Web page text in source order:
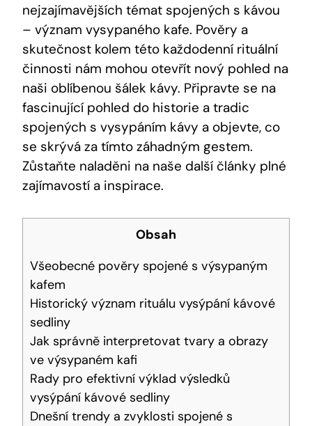
nejzajímavějších témat spojených s kávou
– význam vysypaného kafe. Pověry a
skutečnost kolem této každodenní rituální
činnosti nám mohou otevřít nový pohled na
naši oblíbenou šálek kávy. Připravte se na
fascinující pohled do historie a tradic
spojených s vysypáním kávy a objevte, co
se skrývá za tímto záhadným gestem.
Zůstaňte naladěni na naše další články plné
zajímavostí a inspirace.
Obsah
Všeobecné pověry spojené s výsypaným
kafem
Historický význam rituálu vysýpání kávové
sedliny
Jak správně interpretovat tvary a obrazy
ve výsypaném kafi
Rady pro efektivní výklad výsledků
vysýpání kávové sedliny
Dnešní trendy a zvyklosti spojené s